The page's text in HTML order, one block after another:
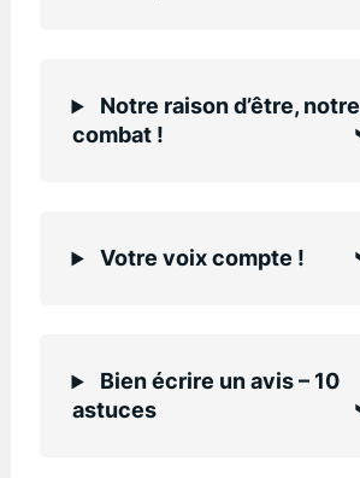
Notre raison d’être, notre
combat !
Votre voix compte !
Bien écrire un avis – 10
astuces